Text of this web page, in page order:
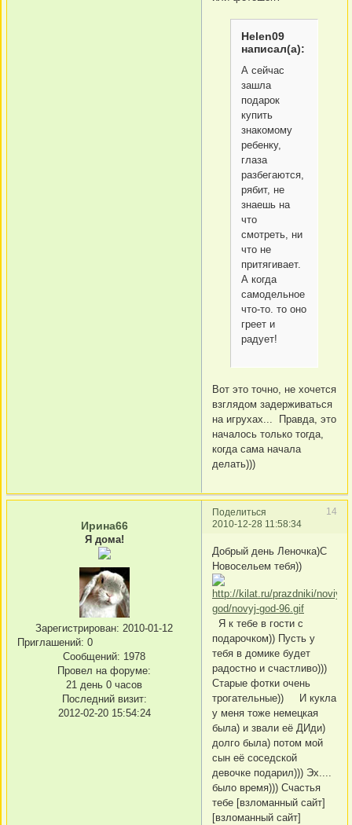
Helen09
написал(а):
А сейчас
зашла
подарок
купить
знакомому
ребенку,
глаза
разбегаются,
рябит, не
знаешь на
что
смотреть, ни
что не
притягивает.
А когда
самодельное
что-то. то оно
греет и
радует!
Вот это точно, не хочется
взглядом задерживаться
на игрухах... Правда, это
началось только тогда,
когда сама начала
делать)))
Поделиться
14
2010-12-28 11:58:34
Ирина66
Я дома!
Зарегистрирован: 2010-01-12
Приглашений: 0
Сообщений: 1978
Провел на форуме:
21 день 0 часов
Последний визит:
2012-02-20 15:54:24
Добрый день Леночка)С
Новосельем тебя))
Я к тебе в гости с
подарочком)) Пусть у
тебя в домике будет
радостно и счастливо)))
Старые фотки очень
трогательные)) И кукла
у меня тоже немецкая
была) и звали её ДИди)
долго была) потом мой
сын её соседской
девочке подарил))) Эх....
было время))) Счастья
тебе [взломанный сайт]
[взломанный сайт]